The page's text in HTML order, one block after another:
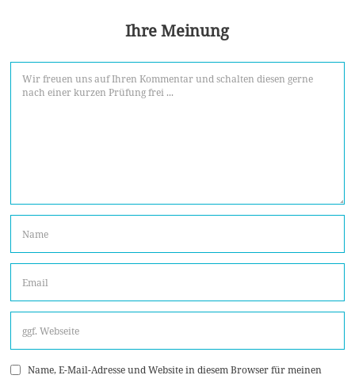
Ihre Meinung
Name, E-Mail-Adresse und Website in diesem Browser für meinen